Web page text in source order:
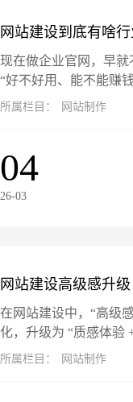
网站建设到底有啥
站坑惨了！
现在做企业官网，早就
“好不好用、能不能赚
槛。网站就是企业线上
所属栏目： 网站制作
04
26-03
网站建设高级感升
地指南
在网站建设中，“高级
化，升级为 “质感体验
微交互、暗黑模式与
所属栏目： 网站制作